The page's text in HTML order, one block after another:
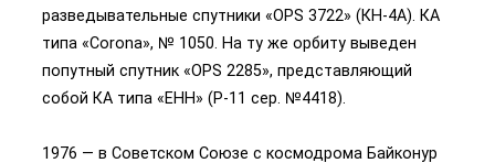
разведывательные спутники «OPS 3722» (КН-4А). КА
типа «Corona», № 1050. На ту же орбиту выведен
попутный спутник «OPS 2285», представляющий
собой КА типа «EHH» (Р-11 сер. №4418).
1976 — в Советском Союзе с космодрома Байконур